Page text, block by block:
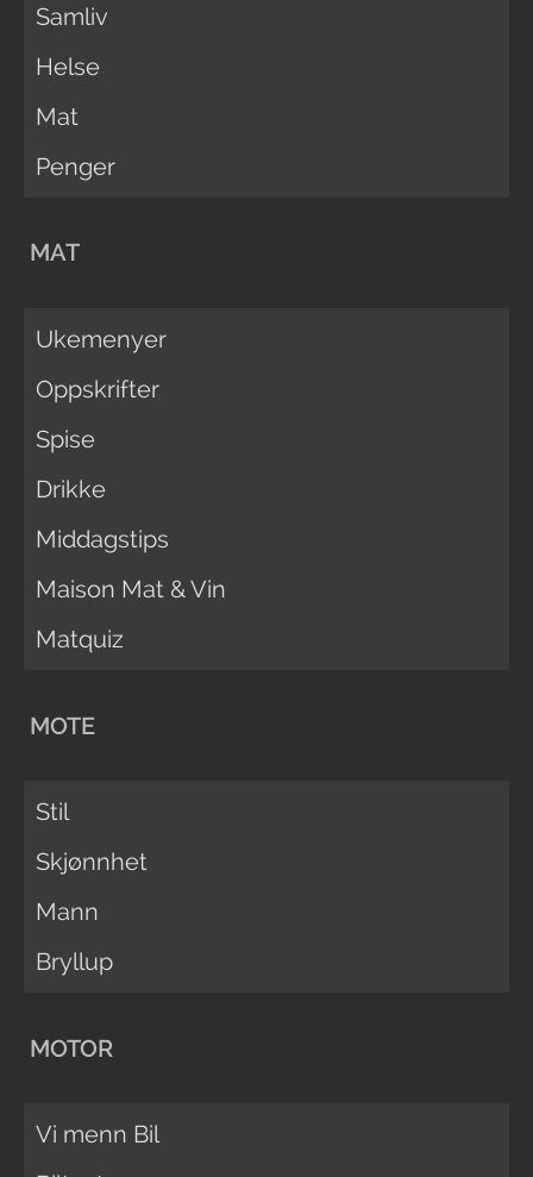
Samliv
Helse
Mat
Penger
MAT
Ukemenyer
Oppskrifter
Spise
Drikke
Middagstips
Maison Mat & Vin
Matquiz
MOTE
Stil
Skjønnhet
Mann
Bryllup
MOTOR
Vi menn Bil